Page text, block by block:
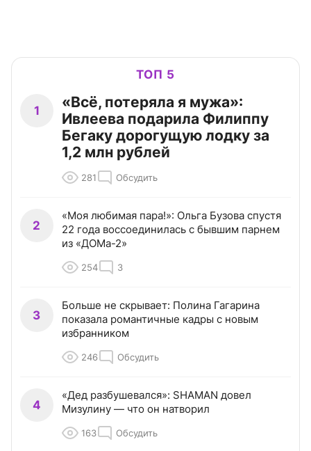
ТОП 5
1
«Всё, потеряла я мужа»:
Ивлеева подарила Филиппу
Бегаку дорогущую лодку за
1,2 млн рублей
281 Обсудить
2
«Моя любимая пара!»: Ольга Бузова спустя
22 года воссоединилась с бывшим парнем
из «ДОМа-2»
254 3
3
Больше не скрывает: Полина Гагарина
показала романтичные кадры с новым
избранником
246 Обсудить
4
«Дед разбушевался»: SHAMAN довел
Мизулину — что он натворил
163 Обсудить